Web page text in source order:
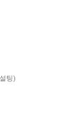
팅)